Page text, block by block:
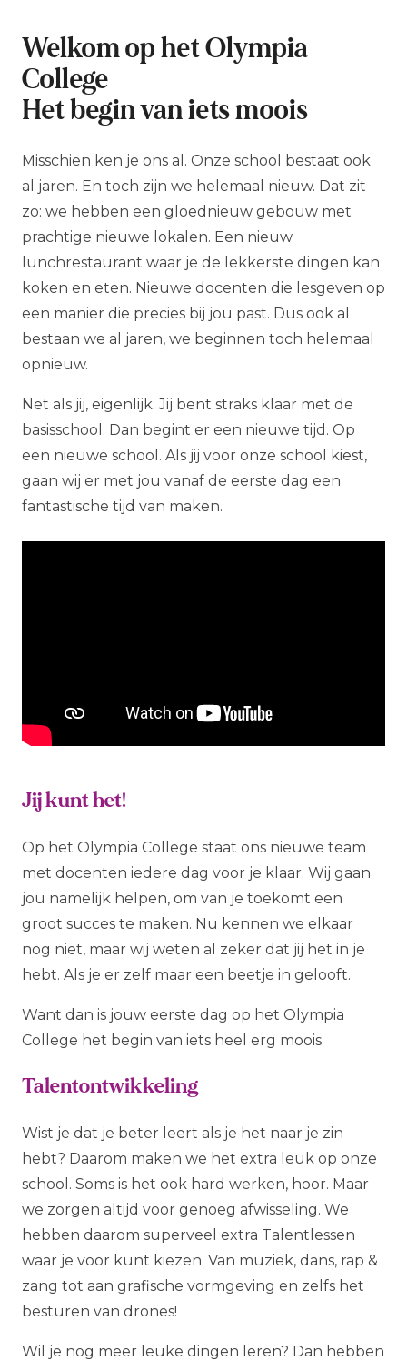
Welkom op het Olympia
College
Het begin van iets moois
Misschien ken je ons al. Onze school bestaat ook
al jaren. En toch zijn we helemaal nieuw. Dat zit
zo: we hebben een gloednieuw gebouw met
prachtige nieuwe lokalen. Een nieuw
lunchrestaurant waar je de lekkerste dingen kan
koken en eten. Nieuwe docenten die lesgeven op
een manier die precies bij jou past. Dus ook al
bestaan we al jaren, we beginnen toch helemaal
opnieuw.
Net als jij, eigenlijk. Jij bent straks klaar met de
basisschool. Dan begint er een nieuwe tijd. Op
een nieuwe school. Als jij voor onze school kiest,
gaan wij er met jou vanaf de eerste dag een
fantastische tijd van maken.
Jij kunt het!
Op het Olympia College staat ons nieuwe team
met docenten iedere dag voor je klaar. Wij gaan
jou namelijk helpen, om van je toekomt een
groot succes te maken. Nu kennen we elkaar
nog niet, maar wij weten al zeker dat jij het in je
hebt. Als je er zelf maar een beetje in gelooft.
Want dan is jouw eerste dag op het Olympia
College het begin van iets heel erg moois.
Talentontwikkeling
Wist je dat je beter leert als je het naar je zin
hebt? Daarom maken we het extra leuk op onze
school. Soms is het ook hard werken, hoor. Maar
we zorgen altijd voor genoeg afwisseling. We
hebben daarom superveel extra Talentlessen
waar je voor kunt kiezen. Van muziek, dans, rap &
zang tot aan grafische vormgeving en zelfs het
besturen van drones!
Wil je nog meer leuke dingen leren? Dan hebben